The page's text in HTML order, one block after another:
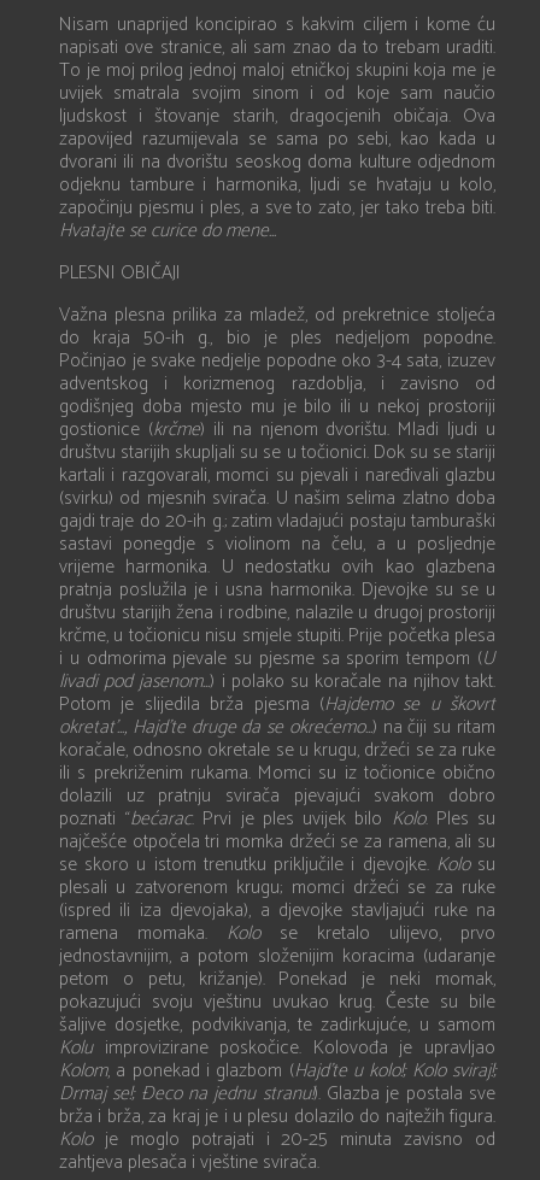
Nisam unaprijed koncipirao s kakvim ciljem i kome ću
napisati ove stranice, ali sam znao da to trebam uraditi.
To je moj prilog jednoj maloj etničkoj skupini koja me je
uvijek smatrala svojim sinom i od koje sam naučio
ljudskost i štovanje starih, dragocjenih običaja. Ova
zapovijed razumijevala se sama po sebi, kao kada u
dvorani ili na dvorištu seoskog doma kulture odjednom
odjeknu tambure i harmonika, ljudi se hvataju u kolo,
započinju pjesmu i ples, a sve to zato, jer tako treba biti.
Hvatajte se curice do mene...
PLESNI OBIČAJI
Važna plesna prilika za mladež, od prekretnice stoljeća
do kraja 50-ih g., bio je ples nedjeljom popodne.
Počinjao je svake nedjelje popodne oko 3-4 sata, izuzev
adventskog i korizmenog razdoblja, i zavisno od
godišnjeg doba mjesto mu je bilo ili u nekoj prostoriji
gostionice (krčme) ili na njenom dvorištu. Mladi ljudi u
društvu starijih skupljali su se u točionici. Dok su se stariji
kartali i razgovarali, momci su pjevali i naređivali glazbu
(svirku) od mjesnih svirača. U našim selima zlatno doba
gajdi traje do 20-ih g.; zatim vladajući postaju tamburaški
sastavi ponegdje s violinom na čelu, a u posljednje
vrijeme harmonika. U nedostatku ovih kao glazbena
pratnja poslužila je i usna harmonika. Djevojke su se u
društvu starijih žena i rodbine, nalazile u drugoj prostoriji
krčme, u točionicu nisu smjele stupiti. Prije početka plesa
i u odmorima pjevale su pjesme sa sporim tempom (U
livadi pod jasenom...) i polako su koračale na njihov takt.
Potom je slijedila brža pjesma (Hajdemo se u škovrt
okretat’..., Hajd’te druge da se okrećemo...) na čiji su ritam
koračale, odnosno okretale se u krugu, držeći se za ruke
ili s prekriženim rukama. Momci su iz točionice obično
dolazili uz pratnju svirača pjevajući svakom dobro
poznati “bećarac. Prvi je ples uvijek bilo Kolo. Ples su
najčešće otpočela tri momka držeći se za ramena, ali su
se skoro u istom trenutku priključile i djevojke. Kolosu
plesali u zatvorenom krugu; momci držeći se za ruke
(ispred ili iza djevojaka), a djevojke stavljajući ruke na
ramena momaka. Kolose kretalo ulijevo, prvo
jednostavnijim, a potom složenijim koracima (udaranje
petom o petu, križanje). Ponekad je neki momak,
pokazujući svoju vještinu uvukao krug. Česte su bile
šaljive dosjetke, podvikivanja, te zadirkujuće, u samom
Koluimprovizirane poskočice. Kolovođa je upravljao
Kolom, a ponekad i glazbom (Hajd’te u kolo!; Kolo sviraj!;
Drmaj se!; Đeco na jednu stranu!). Glazba je postala sve
brža i brža, za kraj je i u plesu dolazilo do najtežih figura.
Koloje moglo potrajati i 20-25 minuta zavisno od
zahtjeva plesača i vještine svirača.